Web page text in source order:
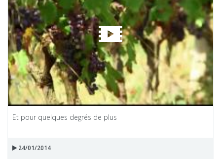
Et pour quelques degrés de plus
24/01/2014